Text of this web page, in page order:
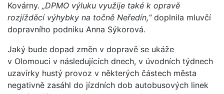
Kovárny. „DPMO výluku využije také k opravě
rozjížděcí výhybky na točně Neředín,“doplnila mluvčí
dopravního podniku Anna Sýkorová.
Jaký bude dopad změn v dopravě se ukáže
v Olomouci v následujících dnech, v úvodních týdnech
uzavírky hustý provoz v některých částech města
negativně zasáhl do jízdních dob autobusových linek